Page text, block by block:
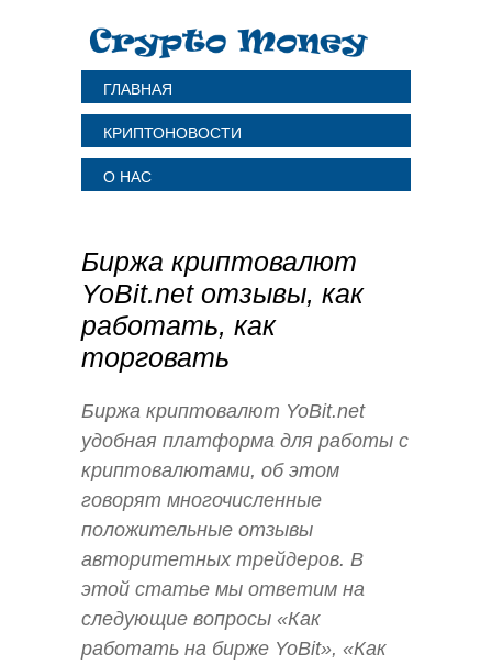
ГЛАВНАЯ
КРИПТОНОВОСТИ
О НАС
Биржа криптовалют
YoBit.net отзывы, как
работать, как
торговать
Биржа криптовалют YoBit.net
удобная платформа для работы с
криптовалютами, об этом
говорят многочисленные
положительные отзывы
авторитетных трейдеров. В
этой статье мы ответим на
следующие вопросы «Как
работать на бирже YoBit», «Как